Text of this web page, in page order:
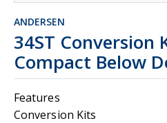
ANDERSEN
34ST Conversion
Compact Below
Features
Conversion Kits